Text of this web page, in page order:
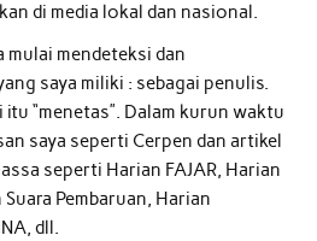
di media lokal dan nasional.
mulai mendeteksi dan
saya miliki : sebagai penulis.
“menetas”. Dalam kurun waktu
saya seperti Cerpen dan artikel
seperti Harian FAJAR, Harian
Pembaruan, Harian
dll.